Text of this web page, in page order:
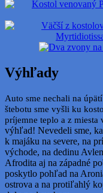
Výhľady
Auto sme nechali na
štebotu sme vyšli ku
príjemne teplo a z
výhľad! Nevedeli sme,
k majáku na severe, na
východe, na dedinu
Afrodita aj na západné
poskytlo pohľad na
ostrova a na protiľahlý